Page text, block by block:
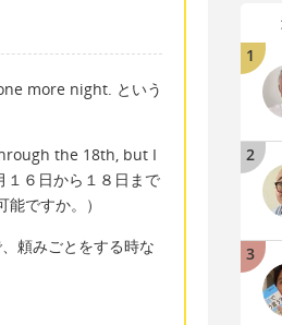
more night. という
the 18th, but I
６日から１８日まで
ですか。）
頼みごとをする時な
1
2
3